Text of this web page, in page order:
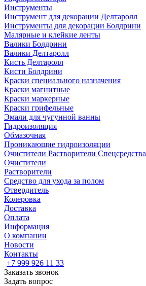
Инструменты
Инструмент для декорации Делтаролл
Инструменты для декорации Болдрини
Малярные и клейкие ленты
Валики Болдрини
Валики Делтаролл
Кисть Делтаролл
Кисти Болдрини
Краски специального назначения
Краски магнитные
Краски маркерные
Краски грифельные
Эмали для чугунной ванны
Гидроизоляция
Обмазочная
Проникающие гидроизоляции
Очистители Растворители Спецсредства
Очистители
Растворители
Средство для ухода за полом
Отвердитель
Колеровка
Доставка
Оплата
Информация
О компании
Новости
Контакты
+7 999 926 11 33
Заказать звонок
Задать вопрос